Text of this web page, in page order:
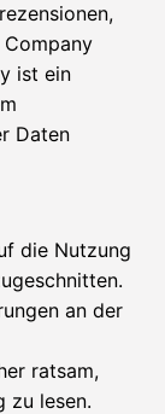
ist ein
Daten
die Nutzung
an der
ratsam,
zu lesen.